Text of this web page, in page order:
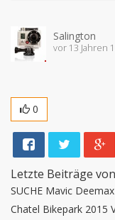
Salington
vor 13 Jahren
0
Letzte Beiträge von
SUCHE Mavic
Chatel Bikepark 2015